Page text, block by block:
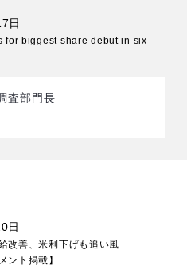
日
for biggest share debut in six
査部門長
日
善、米利下げも追い風
ント掲載】